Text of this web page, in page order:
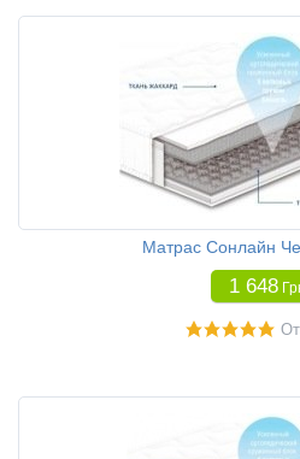
Матрас Сонлайн
1 648